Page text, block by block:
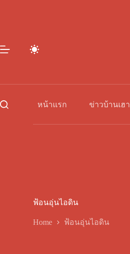
หน้าแรก ข่าวบ้านเฮา
ฟ้อนอุ่นไอดิน
Home ฟ้อนอุ่นไอดิน